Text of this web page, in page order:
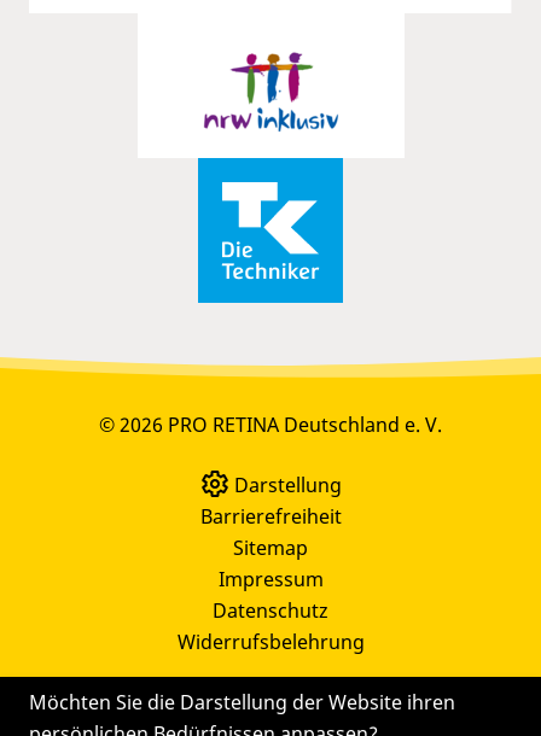
Möchten Sie die Darstellung der Website ihren
© 2026 PRO RETINA Deutschland e. V.
Darstellung
Barrierefreiheit
Sitemap
Impressum
Datenschutz
Widerrufsbelehrung